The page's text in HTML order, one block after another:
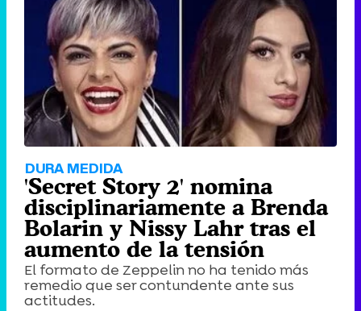
DURA MEDIDA
'Secret Story 2' nomina
disciplinariamente a Brenda
Bolarin y Nissy Lahr tras el
aumento de la tensión
El formato de Zeppelin no ha tenido más
remedio que ser contundente ante sus
actitudes.